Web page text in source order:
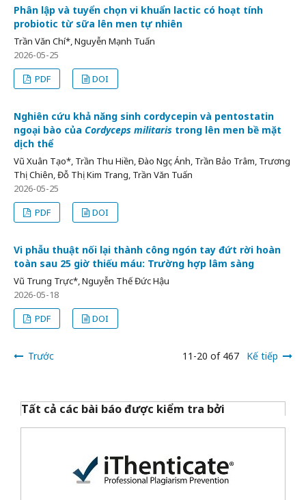
Phân lập và tuyển chọn vi khuẩn lactic có hoạt tính
probiotic từ sữa lên men tự nhiên
Trần Văn Chí*, Nguyễn Mạnh Tuấn
2026-05-25
PDF
DOI
Nghiên cứu khả năng sinh cordycepin và pentostatin
ngoại bào của Cordyceps militaris trong lên men bề mặt
dịch thể
Vũ Xuân Tạo*, Trần Thu Hiền, Đào Ngọc Ánh, Trần Bảo Trâm, Trương
Thị Chiên, Đỗ Thị Kim Trang, Trần Văn Tuấn
2026-05-25
PDF
DOI
Vi phẫu thuật nối lại thành công ngón tay đứt rời hoàn
toàn sau 25 giờ thiếu máu: Trường hợp lâm sàng
Vũ Trung Trực*, Nguyễn Thế Đức Hậu
2026-05-18
PDF
DOI
Trước 11-20 of 467 Kế tiếp
Tất cả các bài báo được kiểm tra bởi